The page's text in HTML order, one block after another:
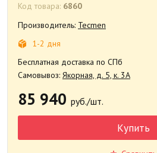
Код товара: 6860
Производитель: Tecmen
1-2 дня
Бесплатная доставка по СПб
Самовывоз: Якорная, д. 5, к. 3А
85 940 руб./шт.
Купить